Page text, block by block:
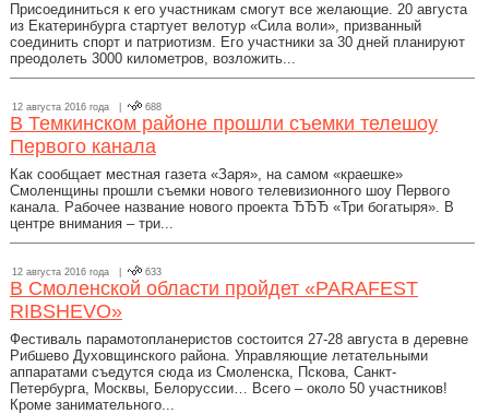
Присоединиться к его участникам смогут все желающие. 20 августа
из Екатеринбурга стартует велотур «Сила воли», призванный
соединить спорт и патриотизм. Его участники за 30 дней планируют
преодолеть 3000 километров, возложить...
12 августа 2016 года | 688
В Темкинском районе прошли съемки телешоу
Первого канала
Как сообщает местная газета «Заря», на самом «краешке»
Смоленщины прошли съемки нового телевизионного шоу Первого
канала. Рабочее название нового проекта ЂЂЂ «Три богатыря». В
центре внимания – три...
12 августа 2016 года | 633
В Смоленской области пройдет «PARAFEST
RIBSHEVO»
Фестиваль парамотопланеристов состоится 27-28 августа в деревне
Рибшево Духовщинского района. Управляющие летательными
аппаратами съедутся сюда из Смоленска, Пскова, Санкт-
Петербурга, Москвы, Белоруссии… Всего – около 50 участников!
Кроме занимательного...